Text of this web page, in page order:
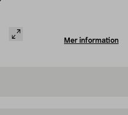
Mer information